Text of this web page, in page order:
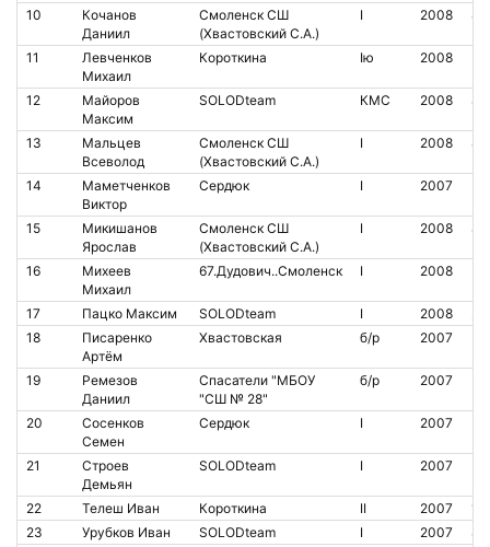
10
Кочанов
Даниил
Смоленск СШ
(Хвастовский С.А.)
I 2008
11
Левченков
Михаил
Короткина Iю 2008
12
Майоров
Максим
SOLODteam КМС 2008
13
Мальцев
Всеволод
Смоленск СШ
(Хвастовский С.А.)
I 2008
14
Маметченков
Виктор
Сердюк I 2007
15
Микишанов
Ярослав
Смоленск СШ
(Хвастовский С.А.)
I 2008
16
Михеев
Михаил
67.Дудович..Смоленск I 2008
17 Пацко Максим SOLODteam I 2008
18
Писаренко
Артём
Хвастовская б/р 2007
19
Ремезов
Даниил
Спасатели "МБОУ
"СШ № 28"
б/р 2007
20
Сосенков
Семен
Сердюк I 2007
21
Строев
Демьян
SOLODteam I 2007
22 Телеш Иван Короткина II 2007
23
Урубков Иван SOLODteam I 2007